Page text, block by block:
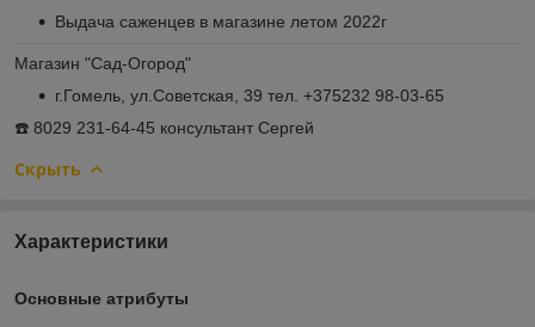
Выдача саженцев в магазине летом 2022г
Магазин "Сад-Огород"
г.Гомель, ул.Советская, 39 тел. +375232 98-03-65
☎️ 8029 231-64-45 консультант Сергей
Скрыть
Характеристики
Основные атрибуты